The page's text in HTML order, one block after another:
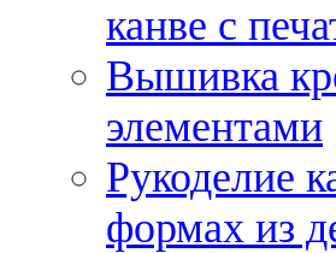
канве с
Вышивка
элементами
Рукоделие
формах из